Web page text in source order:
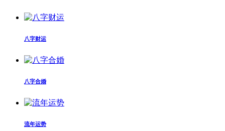
八字财运
八字合婚
流年运势